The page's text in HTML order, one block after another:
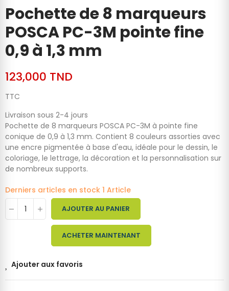
Pochette de 8 marqueurs
POSCA PC-3M pointe fine
0,9 à 1,3 mm
123,000 TND
TTC
Livraison sous 2-4 jours
Pochette de 8 marqueurs POSCA PC-3M à pointe fine
conique de 0,9 à 1,3 mm. Contient 8 couleurs assorties avec
une encre pigmentée à base d'eau, idéale pour le dessin, le
coloriage, le lettrage, la décoration et la personnalisation sur
de nombreux supports.
Derniers articles en stock 1 Article
AJOUTER AU PANIER
ACHETER MAINTENANT
Ajouter aux favoris